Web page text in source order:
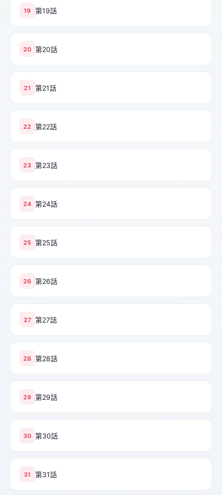
19 第19話
20 第20話
21 第21話
22 第22話
23 第23話
24 第24話
25 第25話
26 第26話
27 第27話
28 第28話
29 第29話
30 第30話
31 第31話